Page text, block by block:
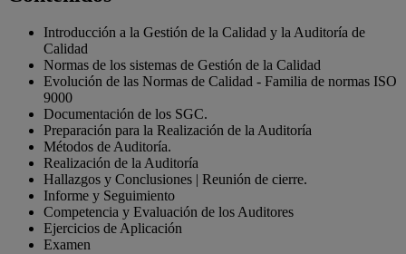
Introducción a la Gestión de la Calidad y la Auditoría de
Calidad
Normas de los sistemas de Gestión de la Calidad
Evolución de las Normas de Calidad - Familia de normas ISO
9000
Documentación de los SGC.
Preparación para la Realización de la Auditoría
Métodos de Auditoría.
Realización de la Auditoría
Hallazgos y Conclusiones | Reunión de cierre.
Informe y Seguimiento
Competencia y Evaluación de los Auditores
Ejercicios de Aplicación
Examen